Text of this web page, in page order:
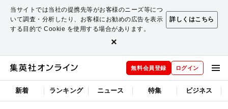
当サイトでは当社の提携先等がお客様のニーズ等につ
いて調査・分析したり、お客様にお勧めの広告を表示
する目的で Cookie を使用する場合があります。
詳しくはこちら
×
無料会員登録 ログイン
新着 ランキング ニュース 特集 ビジネス